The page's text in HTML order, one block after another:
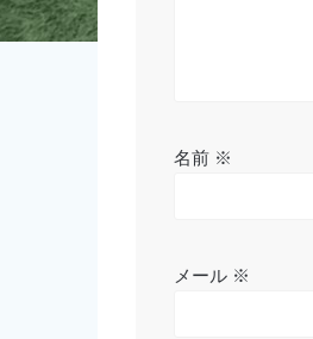
名前 ※
メール ※